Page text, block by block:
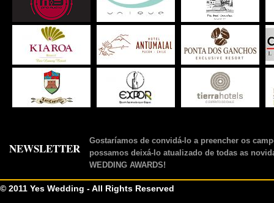
NEWSLETTER
Gostaríamos de convidá-lo a preencher os
possamos deixá-lo atualizado de todas as
WEDDING AWARDS!
© 2011 Yes Wedding - All Rights Reserved